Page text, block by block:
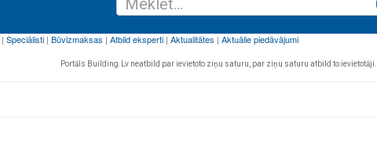
Portāls Building.Lv neatbild par ievietoto ziņu saturu, par ziņu saturu atbild to ievietotāji.